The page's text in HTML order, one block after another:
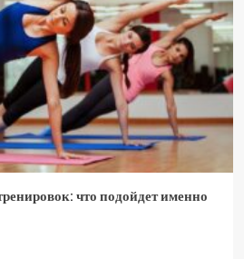
что подойдет именно